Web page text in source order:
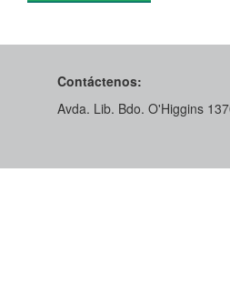
Contáctenos:
Avda. Lib. Bdo. O'Higgins